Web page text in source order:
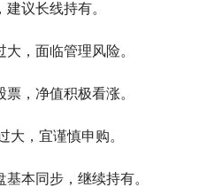
议长线持有。
，面临管理风险。
，净值积极看涨。
大，宜谨慎申购。
本同步，继续持有。